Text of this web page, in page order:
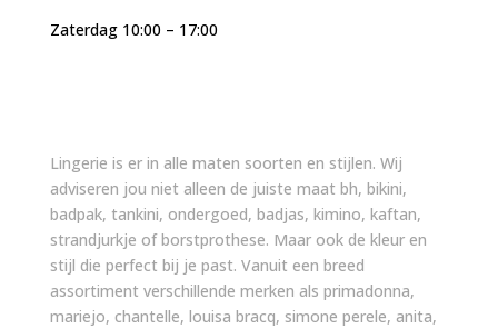
Zaterdag 10:00 – 17:00
Lingerie is er in alle maten soorten en stijlen. Wij
adviseren jou niet alleen de juiste maat bh, bikini,
badpak, tankini, ondergoed, badjas, kimino, kaftan,
strandjurkje of borstprothese. Maar ook de kleur en
stijl die perfect bij je past. Vanuit een breed
assortiment verschillende merken als primadonna,
mariejo, chantelle, louisa bracq, simone perele, anita,